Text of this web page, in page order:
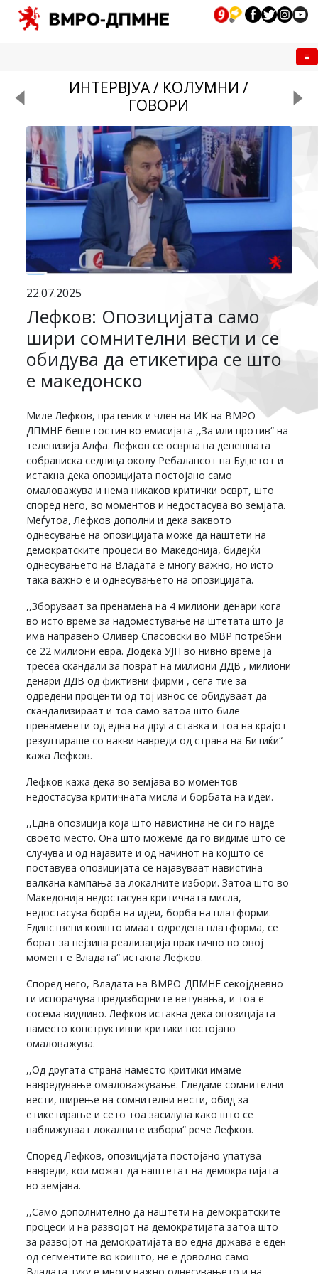
ИНТЕРВЈУА / КОЛУМНИ /
ГОВОРИ
22.07.2025
Лефков: Опозицијата само
шири сомнителни вести и се
обидува да етикетира се што
е македонско
Миле Лефков, пратеник и член на ИК на ВМРО-
ДПМНЕ беше гостин во емисијата ,,За или против“ на
телевизија Алфа. Лефков се осврна на денешната
собраниска седница околу Ребалансот на Буџетот и
истакна дека опозицијата постојано само
омаловажува и нема никаков критички осврт, што
според него, во моментов и недостасува во земјата.
Меѓутоа, Лефков дополни и дека ваквото
однесување на опозицијата може да наштети на
демократските процеси во Македонија, бидејќи
однесувањето на Владата е многу важно, но исто
така важно е и однесувањето на опозицијата.
,,Зборуваат за пренамена на 4 милиони денари кога
во исто време за надоместување на штетата што ја
има направено Оливер Спасовски во МВР потребни
се 22 милиони евра. Додека УЈП во нивно време ја
тресеа скандали за поврат на милиони ДДВ , милиони
денари ДДВ од фиктивни фирми , сега тие за
одредени проценти од тој износ се обидуваат да
скандализираат и тоа само затоа што биле
пренаменети од една на друга ставка и тоа на крајот
резултираше со вакви навреди од страна на Битиќи“
кажа Лефков.
Лефков кажа дека во земјава во моментов
недостасува критичната мисла и борбата на идеи.
,,Една опозиција која што навистина не си го најде
своето место. Она што можеме да го видиме што се
случува и од најавите и од начинот на којшто се
поставува опозицијата се најавуваат навистина
валкана кампања за локалните избори. Затоа што во
Македонија недостасува критичната мисла,
недостасува борба на идеи, борба на платформи.
Единствени коишто имаат одредена платформа, се
борат за нејзина реализација практично во овој
момент е Владата“ истакна Лефков.
Според него, Владата на ВМРО-ДПМНЕ секојдневно
ги испорачува предизборните ветувања, и тоа е
сосема видливо. Лефков истакна дека опозицијата
наместо конструктивни критики постојано
омаловажува.
,,Од другата страна наместо критики имаме
навредување омаловажување. Гледаме сомнителни
вести, ширење на сомнителни вести, обид за
етикетирање и сето тоа засилува како што се
наближуваат локалните избори“ рече Лефков.
Според Лефков, опозицијата постојано упатува
навреди, кои можат да наштетат на демократијата
во земјава.
,,Само дополнително да наштети на демократските
процеси и на развојот на демократијата затоа што
за развојот на демократијата во една држава е еден
од сегментите во коишто, не е доволно само